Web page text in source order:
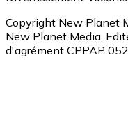
Copyright New Planet
New Planet Media,
d'agrément CPPAP